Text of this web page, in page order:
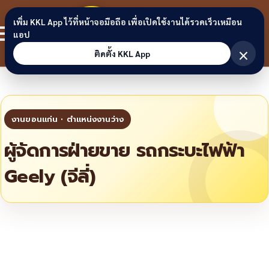
Skip to content
ขอนแก่น
ลิงก์
ผู้จัดการฝ่ายขาย รถกระบะไฟฟ้า
Geely (จีลี่)
เพิ่ม KKL App ไว้ที่หน้าจอมือถือ เพื่อเปิดใช้งานได้รวดเร็วเหมือน
แอป
ติดตั้ง KKL App
×